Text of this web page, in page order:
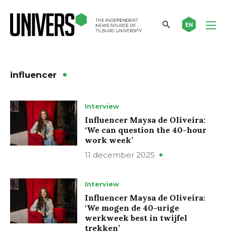
EN
influencer
Interview
Influencer Maysa de Oliveira:
‘We can question the 40-hour
work week’
11 december 2025
Interview
Influencer Maysa de Oliveira:
‘We mogen de 40-urige
werkweek best in twijfel
trekken’